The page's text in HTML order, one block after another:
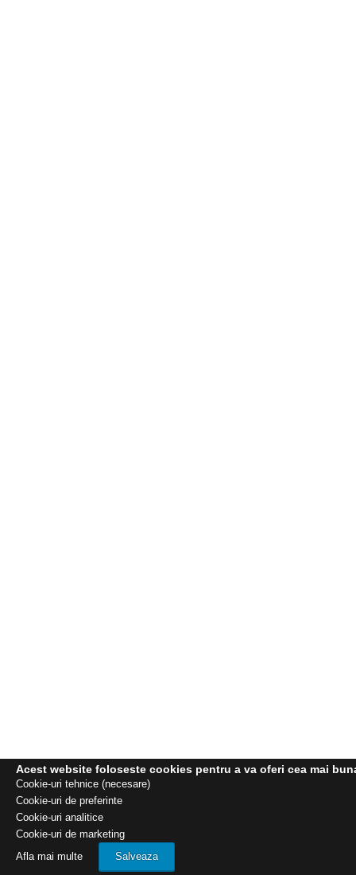
Acest website foloseste cookies pentru a va oferi cea mai
Cookie-uri tehnice (necesare)
Cookie-uri de preferinte
Cookie-uri analitice
Cookie-uri de marketing
Afla mai multe
Salveaza